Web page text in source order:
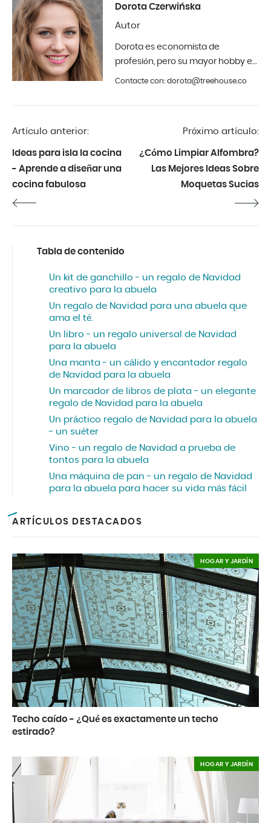
Dorota Czerwińska
Autor
Dorota es economista de
profesión, pero su mayor hobby es
la fotografía y el diseño de
principios de 2019.
Contacte con: dorota@treehouse.co
Artículo anterior:
Ideas para isla la cocina
- Aprende a diseñar una
cocina fabulosa
Próximo artículo:
¿Cómo Limpiar Alfombra?
Las Mejores Ideas Sobre
Moquetas Sucias
Tabla de contenido
Un kit de ganchillo - un regalo de Navidad
creativo para la abuela
Un regalo de Navidad para una abuela que
ama el té.
Un libro - un regalo universal de Navidad
para la abuela
Una manta - un cálido y encantador regalo
de Navidad para la abuela
Un marcador de libros de plata - un elegante
regalo de Navidad para la abuela
Un práctico regalo de Navidad para la abuela
- un suéter
Vino - un regalo de Navidad a prueba de
tontos para la abuela
Una máquina de pan - un regalo de Navidad
para la abuela para hacer su vida más fácil
ARTÍCULOS DESTACADOS
Techo caído - ¿Qué es exactamente un techo
estirado?
HOGAR Y JARDÍN
HOGAR Y JARDÍN